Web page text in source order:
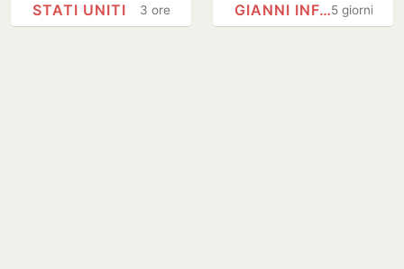
stimato 10 milioni
3 ore
STATI UNITI
successore di5 giorni
GIANNI INFANTINO